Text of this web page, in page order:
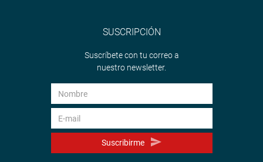
SUSCRIPCIÓN
Suscríbete con tu correo a
nuestro newsletter.
Suscribirme